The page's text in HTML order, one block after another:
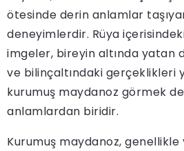
ötesinde derin anlamlar
deneyimlerdir. Rüya
imgeler, bireyin altında yatan
ve bilinçaltındaki gerçeklikleri
kurumuş maydanoz görmek
anlamlardan biridir.
Kurumuş maydanoz,